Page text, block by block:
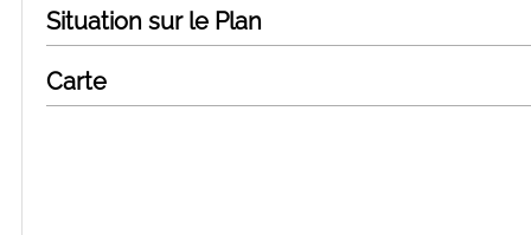
Situation sur le Plan
Carte